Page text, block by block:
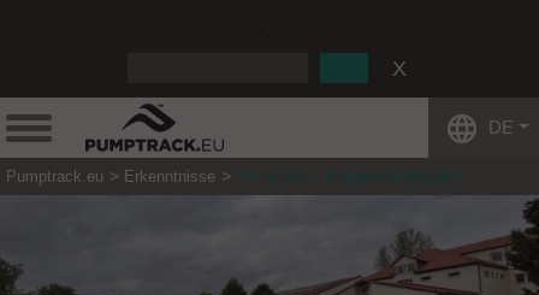
DE
Pumptrack.eu Erkenntnisse Pumptrack - Budapeszt (Węgry)